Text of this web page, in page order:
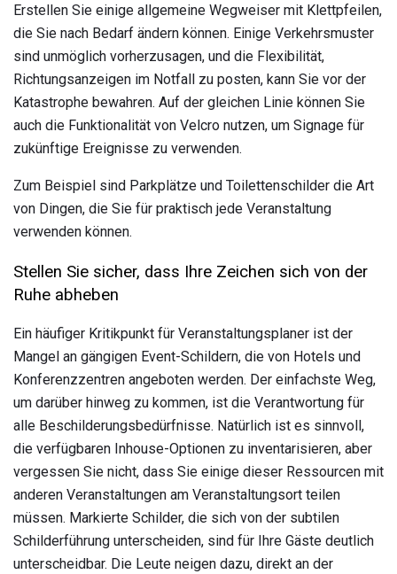
Erstellen Sie einige allgemeine Wegweiser mit Klettpfeilen,
die Sie nach Bedarf ändern können. Einige Verkehrsmuster
sind unmöglich vorherzusagen, und die Flexibilität,
Richtungsanzeigen im Notfall zu posten, kann Sie vor der
Katastrophe bewahren. Auf der gleichen Linie können Sie
auch die Funktionalität von Velcro nutzen, um Signage für
zukünftige Ereignisse zu verwenden.
Zum Beispiel sind Parkplätze und Toilettenschilder die Art
von Dingen, die Sie für praktisch jede Veranstaltung
verwenden können.
Stellen Sie sicher, dass Ihre Zeichen sich von der
Ruhe abheben
Ein häufiger Kritikpunkt für Veranstaltungsplaner ist der
Mangel an gängigen Event-Schildern, die von Hotels und
Konferenzzentren angeboten werden. Der einfachste Weg,
um darüber hinweg zu kommen, ist die Verantwortung für
alle Beschilderungsbedürfnisse. Natürlich ist es sinnvoll,
die verfügbaren Inhouse-Optionen zu inventarisieren, aber
vergessen Sie nicht, dass Sie einige dieser Ressourcen mit
anderen Veranstaltungen am Veranstaltungsort teilen
müssen. Markierte Schilder, die sich von der subtilen
Schilderführung unterscheiden, sind für Ihre Gäste deutlich
unterscheidbar. Die Leute neigen dazu, direkt an der